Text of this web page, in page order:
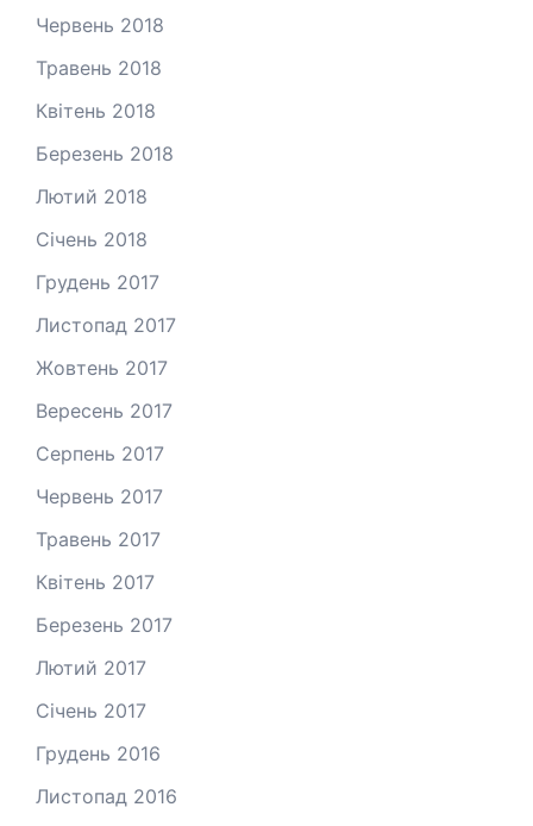
Червень 2018
Травень 2018
Квітень 2018
Березень 2018
Лютий 2018
Січень 2018
Грудень 2017
Листопад 2017
Жовтень 2017
Вересень 2017
Серпень 2017
Червень 2017
Травень 2017
Квітень 2017
Березень 2017
Лютий 2017
Січень 2017
Грудень 2016
Листопад 2016